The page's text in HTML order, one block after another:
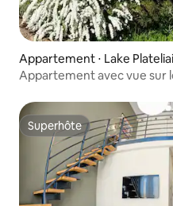
Appartement ⋅ Lake Plateliai
Appartement avec vue sur
Superhôte
Superhôte